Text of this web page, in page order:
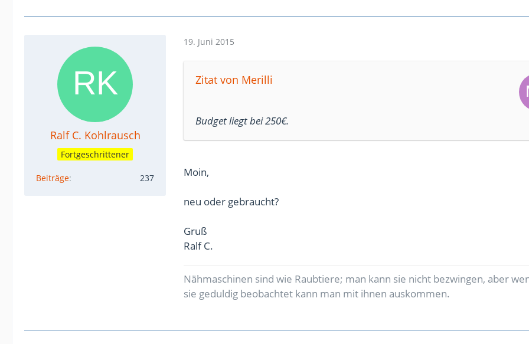
Ralf C. Kohlrausch
Fortgeschrittener
Beiträge 237
19. Juni 2015
Zitat von Merilli
Budget liegt bei 250€.
Moin,
neu oder gebraucht?
Gruß
Ralf C.
Nähmaschinen sind wie Raubtiere; man kann sie nicht bezwingen, aber
sie geduldig beobachtet kann man mit ihnen auskommen.